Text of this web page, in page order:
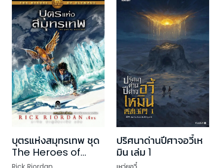
บุตรแห่งสมุทรเทพ ชุด
The Heroes of
Olympus (ปกอ่อน)
ปริศนาด่านปีศาจอวี้เห
มิน เล่ม 1